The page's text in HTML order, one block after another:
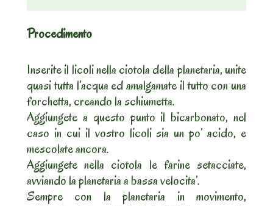
Procedimento
Inserite il licoli nella ciotola della planetaria, unite
quasi tutta l’acqua ed amalgamate il tutto con una
forchetta, creando la schiumetta.
Aggiungete a questo punto il bicarbonato, nel
caso in cui il vostro licoli sia un po’ acido, e
mescolate ancora.
Aggiungete nella ciotola le farine setacciate,
avviando la planetaria a bassa velocita’.
Sempre con la planetaria in movimento,